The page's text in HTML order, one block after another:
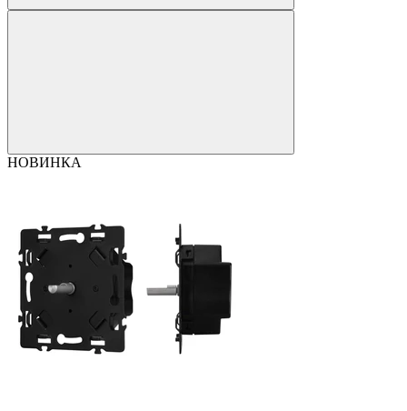
НОВИНКА